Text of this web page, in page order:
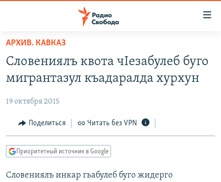
упрощенного
доступа
основному
Вернутся
главной
навигации
Вернутся
АВТОРСКИЕ ПРОЕКТЫ
ЦИТАТЫ СВОБОДЫ
МНЕНИЯ
IDEL.РЕАЛИИ
КАВКАЗ.РЕАЛИИ
АРХИВ. КАВКАЗ
Словениялъ квота чIезабулеб буго
мигрантазул къадаралда хурхун
19 октября 2015
Поделиться Читать без VPN
Приоритетный источник в Google
Словениялъ инкар гьабулеб буго жидерго